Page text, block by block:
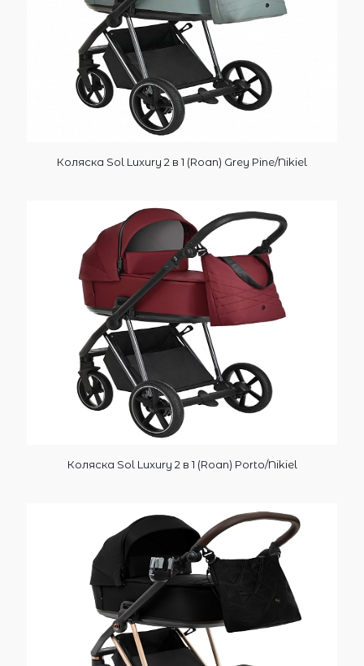
Коляска Sol Luxury 2 в 1 (Roan) Grey Pine/Nikiel
Коляска Sol Luxury 2 в 1 (Roan) Porto/Nikiel